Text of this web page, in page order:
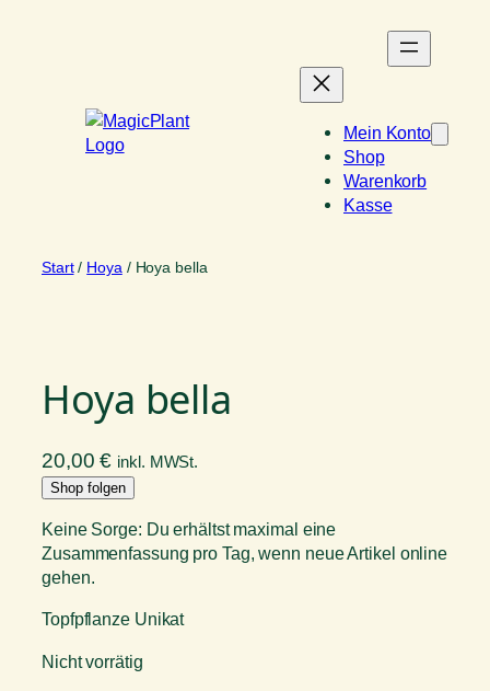
Mein Konto
Shop
Warenkorb
Kasse
Start/ Hoya / Hoya bella
Hoya bella
20,00€ inkl. MWSt.
Shop folgen
Keine Sorge: Du erhältst maximal eine
Zusammenfassung pro Tag, wenn neue Artikel online
gehen.
Topfpflanze Unikat
Nicht vorrätig